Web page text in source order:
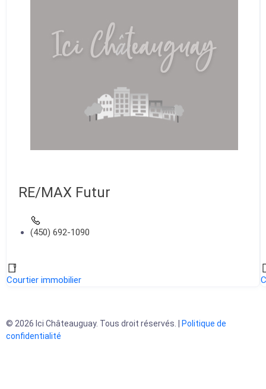
RE/MAX Futur
(450) 692-1090
Courtier immobilier
© 2026 Ici Châteauguay. Tous droit réservés. |
Politique de
confidentialité